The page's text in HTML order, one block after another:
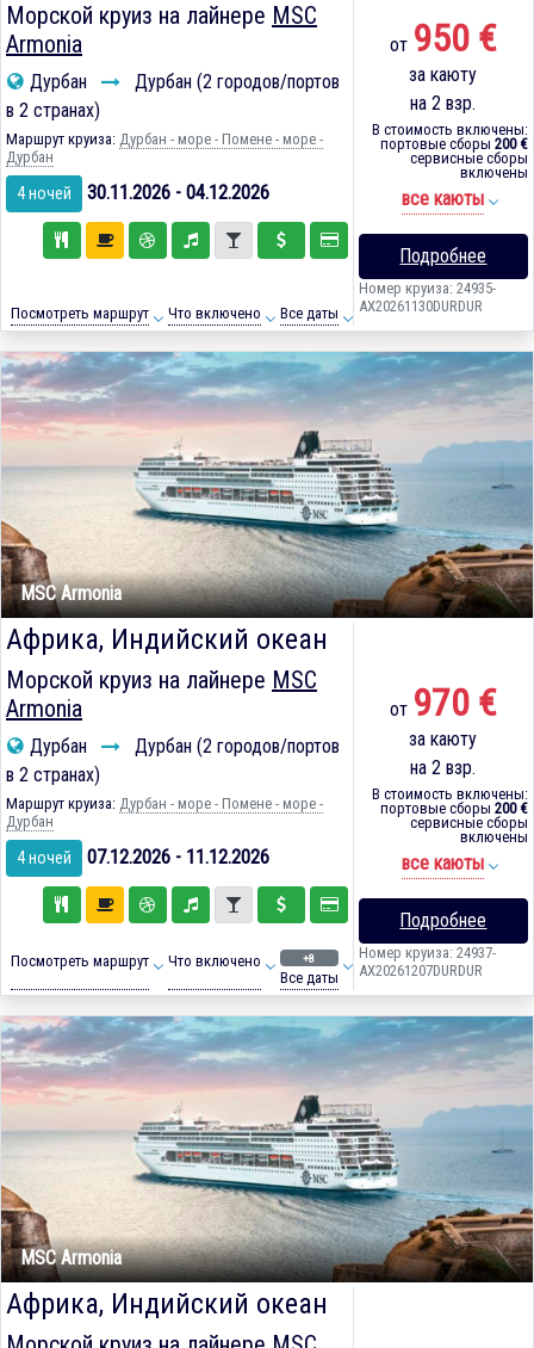
Морской круиз на лайнере MSC
Armonia
Дурбан
Дурбан (2 городов/портов
в 2 странах)
Маршрут круиза: Дурбан - море - Помене - море -
Дурбан
4 ночей 30.11.2026 - 04.12.2026
Посмотреть маршрут Что включено Все даты
от 950 €
за каюту
на 2 взр.
В стоимость включены:
портовые сборы 200 €
сервисные сборы
включены
все каюты
Подробнее
Номер круиза: 24935-
AX20261130DURDUR
MSC Armonia
Африка, Индийский океан
Морской круиз на лайнере MSC
Armonia
Дурбан
Дурбан (2 городов/портов
в 2 странах)
Маршрут круиза: Дурбан - море - Помене - море -
Дурбан
4 ночей 07.12.2026 - 11.12.2026
Посмотреть маршрут Что включено +8
Все даты
от 970 €
за каюту
на 2 взр.
В стоимость включены:
портовые сборы 200 €
сервисные сборы
включены
все каюты
Подробнее
Номер круиза: 24937-
AX20261207DURDUR
MSC Armonia
Африка, Индийский океан